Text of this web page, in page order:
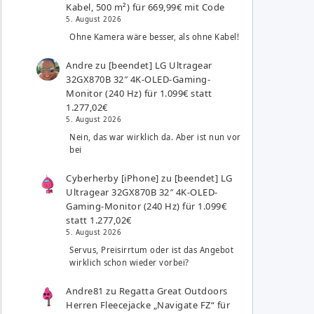
Kabel, 500 m²) für 669,99€ mit Code
5. August 2026
Ohne Kamera wäre besser, als ohne Kabel!
Andre zu [beendet] LG Ultragear
32GX870B 32″ 4K-OLED-Gaming-
Monitor (240 Hz) für 1.099€ statt
1.277,02€
5. August 2026
Nein, das war wirklich da. Aber ist nun vor
bei
Cyberherby [iPhone] zu [beendet] LG
Ultragear 32GX870B 32″ 4K-OLED-
Gaming-Monitor (240 Hz) für 1.099€
statt 1.277,02€
5. August 2026
Servus, Preisirrtum oder ist das Angebot
wirklich schon wieder vorbei?
Andre81 zu Regatta Great Outdoors
Herren Fleecejacke „Navigate FZ“ für